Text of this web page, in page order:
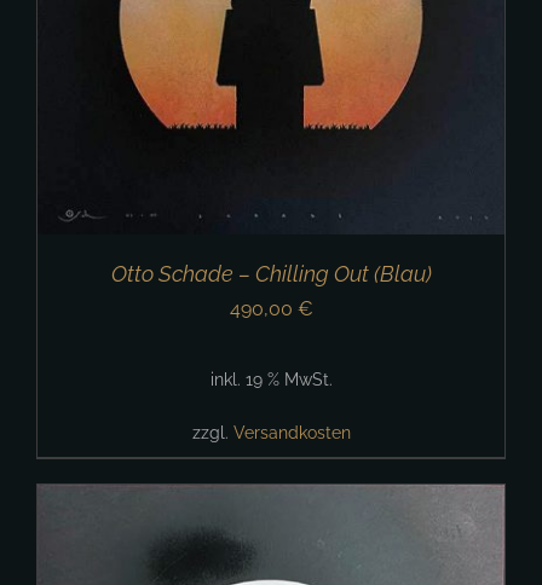
Otto Schade – Chilling Out (Blau)
490,00 €
inkl. 19 % MwSt.
zzgl. Versandkosten